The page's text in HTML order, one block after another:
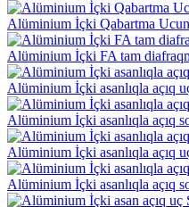
Alüminium İçki Qabartma
Alüminium İçki FA tam
Alüminium İçki asanlıqla açıq
Alüminium İçki asanlıqla açıq
Alüminium İçki asanlıqla açıq
Alüminium İçki asanlıqla açıq